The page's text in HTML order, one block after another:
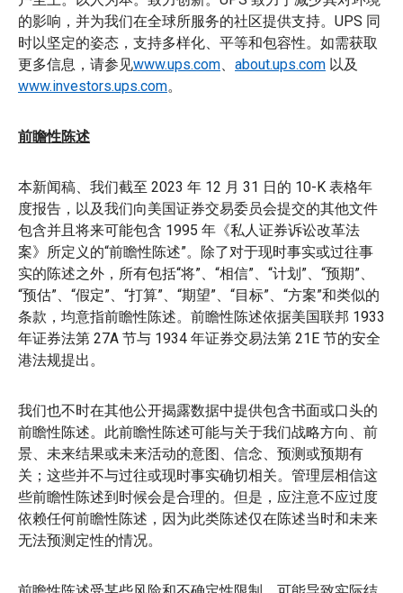
的影响，并为我们在全球所服务的社区提供支持。UPS 同
时以坚定的姿态，支持多样化、平等和包容性。如需获取
更多信息，请参见www.ups.com、 about.ups.com 以及
www.investors.ups.com。
前瞻性陈述
本新闻稿、我们截至 2023 年 12 月 31 日的 10-K 表格年
度报告，以及我们向美国证券交易委员会提交的其他文件
包含并且将来可能包含 1995 年《私人证券诉讼改革法
案》所定义的“前瞻性陈述”。除了对于现时事实或过往事
实的陈述之外，所有包括“将”、“相信”、“计划”、“预期”、
“预估”、“假定”、“打算”、“期望”、“目标”、“方案”和类似的
条款，均意指前瞻性陈述。前瞻性陈述依据美国联邦 1933
年证券法第 27A 节与 1934 年证券交易法第 21E 节的安全
港法规提出。
我们也不时在其他公开揭露数据中提供包含书面或口头的
前瞻性陈述。此前瞻性陈述可能与关于我们战略方向、前
景、未来结果或未来活动的意图、信念、预测或预期有
关；这些并不与过往或现时事实确切相关。管理层相信这
些前瞻性陈述到时候会是合理的。但是，应注意不应过度
依赖任何前瞻性陈述，因为此类陈述仅在陈述当时和未来
无法预测定性的情况。